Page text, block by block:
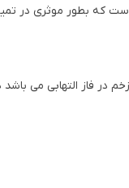
که بطور موثری در